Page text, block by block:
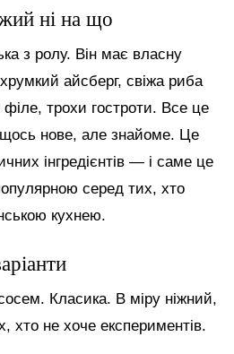
ні на що
з ролу. Він має власну
айсберг, свіжа риба
трохи гостроти. Все це
щось нове, але знайоме. Це
інгредієнтів — і саме це
серед тих, хто
кухнею.
Класика. В міру ніжний,
хто не хоче експериментів.